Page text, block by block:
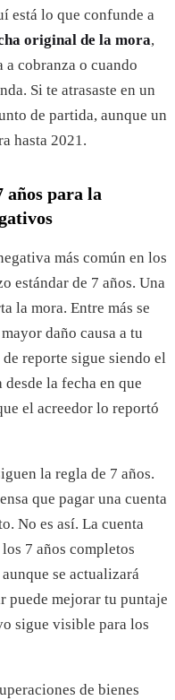
está lo que confunde a
original de la mora,
a cobranza o cuando
Si te atrasaste en un
de partida, aunque un
hasta 2021.
años para la
más común en los
estándar de 7 años. Una
la mora. Entre más se
daño causa a tu
reporte sigue siendo el
la fecha en que
el acreedor lo reportó
la regla de 7 años.
que pagar una cuenta
No es así. La cuenta
7 años completos
se actualizará
puede mejorar tu puntaje
sigue visible para los
de bienes